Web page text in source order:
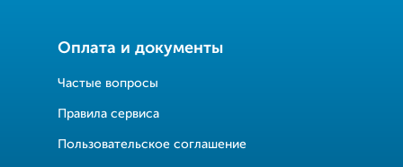
Оплата и документы
Частые вопросы
Правила сервиса
Пользовательское соглашение